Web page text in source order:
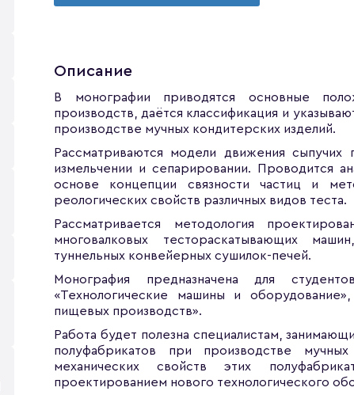
Описание
В монографии приводятся основные
производств, даётся классификация и
производстве мучных кондитерских изделий.
Рассматриваются модели движения сыпучих
измельчении и сепарировании. Проводится
основе концепции связности частиц и
реологических свойств различных видов теста.
Рассматривается методология
многовалковых тестораскатывающих
туннельных конвейерных сушилок-печей.
Монография предназначена для
«Технологические машины и
пищевых производств».
Работа будет полезна специалистам,
полуфабрикатов при производстве
механических свойств этих
проектированием нового технологического